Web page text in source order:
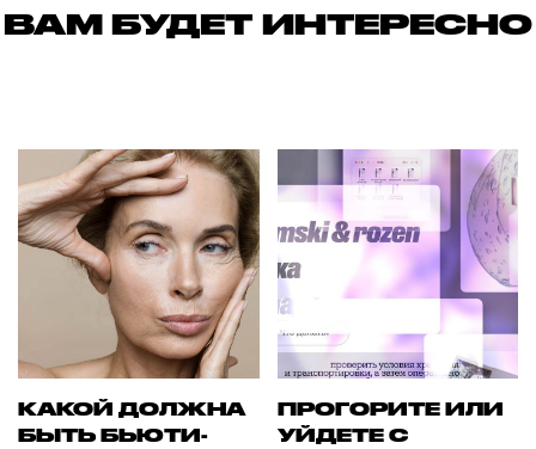
ВАМ БУДЕТ ИНТЕРЕСНО
КАКОЙ ДОЛЖНА
БЫТЬ БЬЮТИ-
ПРОГОРИТЕ ИЛИ
УЙДЕТЕ С